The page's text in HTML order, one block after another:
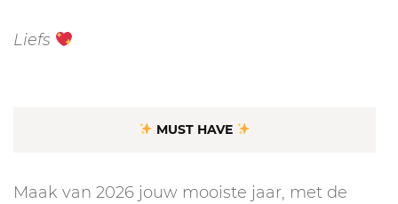
Liefs
MUST HAVE
Maak van 2026 jouw mooiste jaar, met de